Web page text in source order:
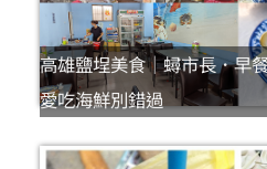
高雄鹽埕美食｜蟳市長．早
愛吃海鮮別錯過